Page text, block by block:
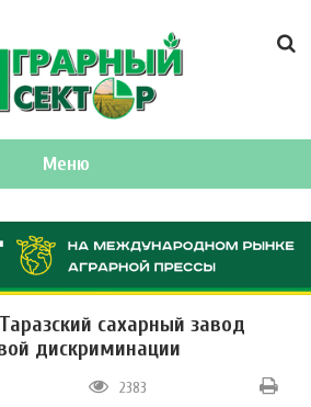
Меню
сахарный завод
дискриминации
2383